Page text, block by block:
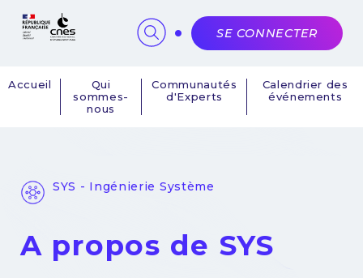
Navigation
Accueil
Qui
sommes-
nous
Communautés
d'Experts
Calendrier des
événements
SE CONNECTER
SYS - Ingénierie Système
A propos de SYS